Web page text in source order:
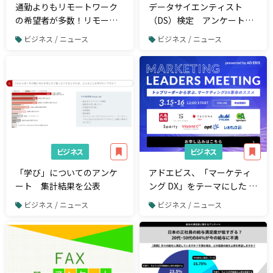
通勤よりもリモートワーク
の希望者が多数！リモート
ワークに関するアンケート
ビジネス / ニュース
データサイエンティスト
（DS）検定 アンケート結
果公表
ビジネス / ニュース
ビジネス
「学び」についてのアンケ
ート 集計結果を公表
ビジネス / ニュース
ビジネス
アドエビス、「マーケティ
ング DX」をテーマにした オ
ンラインイベント
「MARKETING LEADERS
MEETING」を開催 ～丸亀製
麺 CMO 南雲氏をはじめ、ア
サヒ飲料など豪華ゲストが
登壇～
ビジネス / ニュース